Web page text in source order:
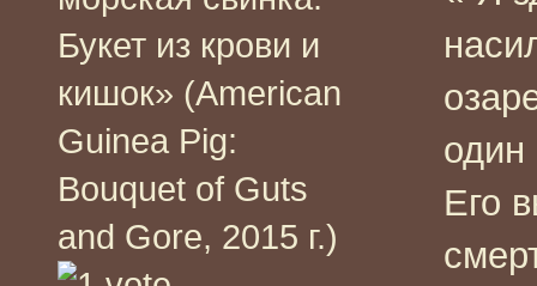
Букет из крови и
кишок» (American
Guinea Pig:
Bouquet of Guts
and Gore, 2015 г.)
один
Его